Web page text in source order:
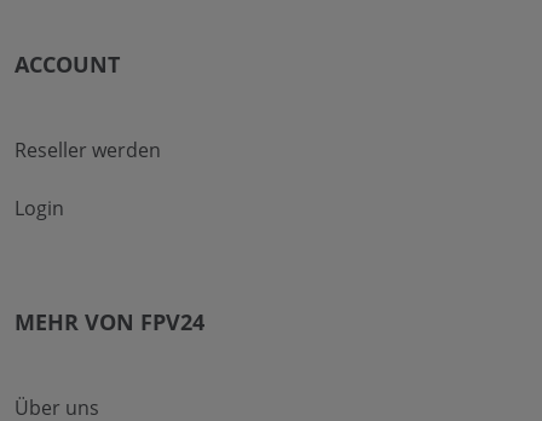
ACCOUNT
Reseller werden
Login
MEHR VON FPV24
Über uns